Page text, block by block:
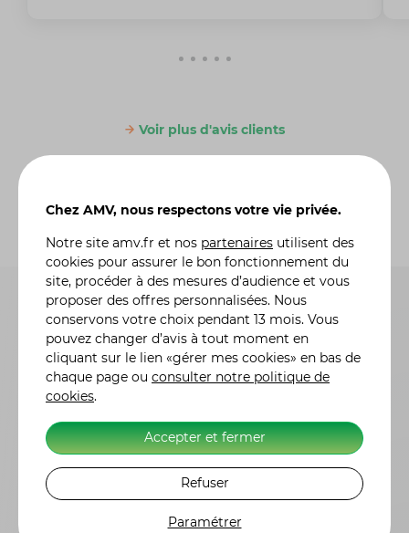
Voir plus d'avis clients
Questions fréquentes
Vous vous posez des
questions ? Nous y
répondons ici
Chez AMV, nous respectons votre vie privée.
Notre site amv.fr et nos partenaires utilisent des
cookies pour assurer le bon fonctionnement du
site, procéder à des mesures d’audience et vous
proposer des offres personnalisées. Nous
conservons votre choix pendant 13 mois. Vous
pouvez changer d’avis à tout moment en
cliquant sur le lien «gérer mes cookies» en bas de
chaque page ou consulter notre politique de
cookies.
Accepter et fermer
Refuser
Paramétrer